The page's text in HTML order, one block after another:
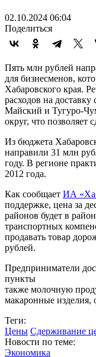
02.10.2024 06:04
Поделиться
Пять млн рублей
для бизнесменов,
Хабаровского края.
расходов на
Майский и Тугуро-
округ, что позволяет
Из бюджета
направили 31 млн
году. В регионе
2012 года.
Как сообщает ИА
поддержке, цена за
районов будет в
транспортных
продавать товар
рублей.
Предприниматели
пункты
также молочную
макаронные
Теги:
Цены Сдерживание
Новости по теме:
Экономика